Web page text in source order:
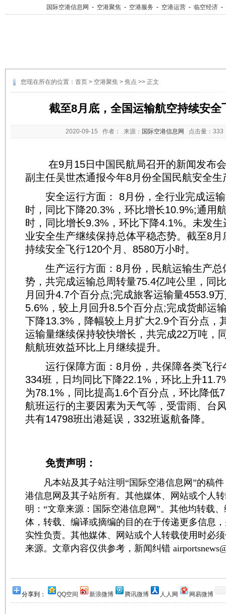
国际空港信息网 - 空港聚焦 - 空港服务 - 空港运营 - 临空经济 -
您现在所在的位置： 首页 > 空港聚焦 > 焦点 >> 正文
截至8月底，全国运输航空持续安全
2020-09-15 作者： 来源： 国际空港信息网 点击量：
在9月15日中国民航局召开的新闻发布会
副主任吴世杰通报今年8月份全国民航安全生
安全运行方面： 8月份，全行业完成运输
时，同比下降20.3%，环比增长10.9%;通用
时，同比增长9.3%，环比下降4.1%。未发
业安全生产继续保持总体平稳态势。截至8
持续安全飞行120个月、8580万小时。
生产运行方面：8月份，民航运输生产总
势，共完成运输总周转量75.4亿吨公里，同
月回升4.7个百分点;完成旅客运输量4553.9
5.6%，较上月回升8.5个百分点;完成货邮运
下降13.3%，降幅较上月扩大2.9个百分点，
运输量继续保持较快增长，共完成22万吨，
航航班效益环比上月继续提升。
运行保障方面：8月份，共保障各类飞行
334班，日均同比下降22.1%，环比上升
为78.1%，同比提高1.6个百分点，环比降低
航班运行的主要因素为天气等，受雷雨、台
共有14798班出港延误，332班返航备降。
免责声明：
凡本站及其子站注明“国际空港信息网”的稿件
港信息网及其子站所有。其他媒体、网站或个人
明：“文章来源：国际空港信息网”。其他均转载
体，转载、编译或摘编的目的在于传递更多信息
实性负责。其他媒体、网站或个人转载使用时必
来源。文章内容仅供参考，新闻纠错
分享到： QQ空间 新浪微博 腾讯微博 人人网 网易微博